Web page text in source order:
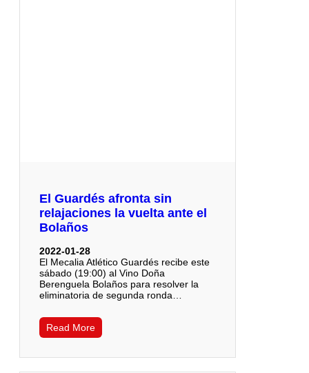
El Guardés afronta sin
relajaciones la vuelta ante el
Bolaños
2022-01-28
El Mecalia Atlético Guardés recibe este
sábado (19:00) al Vino Doña
Berenguela Bolaños para resolver la
eliminatoria de segunda ronda…
Read More